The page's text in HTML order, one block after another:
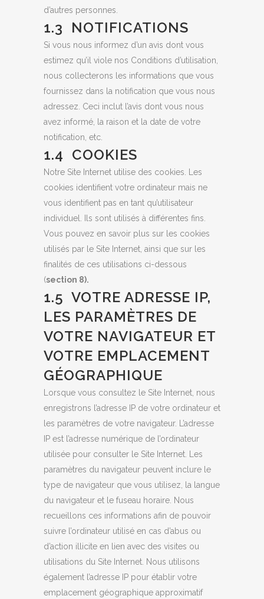
d’autres personnes.
1.3 NOTIFICATIONS
Si vous nous informez d’un avis dont vous
estimez qu’il viole nos Conditions d’utilisation,
nous collecterons les informations que vous
fournissez dans la notification que vous nous
adressez. Ceci inclut l’avis dont vous nous
avez informé, la raison et la date de votre
notification, etc.
1.4 COOKIES
Notre Site Internet utilise des cookies. Les
cookies identifient votre ordinateur mais ne
vous identifient pas en tant qu’utilisateur
individuel. Ils sont utilisés à différentes fins.
Vous pouvez en savoir plus sur les cookies
utilisés par le Site Internet, ainsi que sur les
finalités de ces utilisations ci-dessous
(section 8).
1.5 VOTRE ADRESSE IP,
LES PARAMÈTRES DE
VOTRE NAVIGATEUR ET
VOTRE EMPLACEMENT
GÉOGRAPHIQUE
Lorsque vous consultez le Site Internet, nous
enregistrons l’adresse IP de votre ordinateur et
les paramètres de votre navigateur. L’adresse
IP est l’adresse numérique de l’ordinateur
utilisée pour consulter le Site Internet. Les
paramètres du navigateur peuvent inclure le
type de navigateur que vous utilisez, la langue
du navigateur et le fuseau horaire. Nous
recueillons ces informations afin de pouvoir
suivre l’ordinateur utilisé en cas d’abus ou
d’action illicite en lien avec des visites ou
utilisations du Site Internet. Nous utilisons
également l’adresse IP pour établir votre
emplacement géographique approximatif